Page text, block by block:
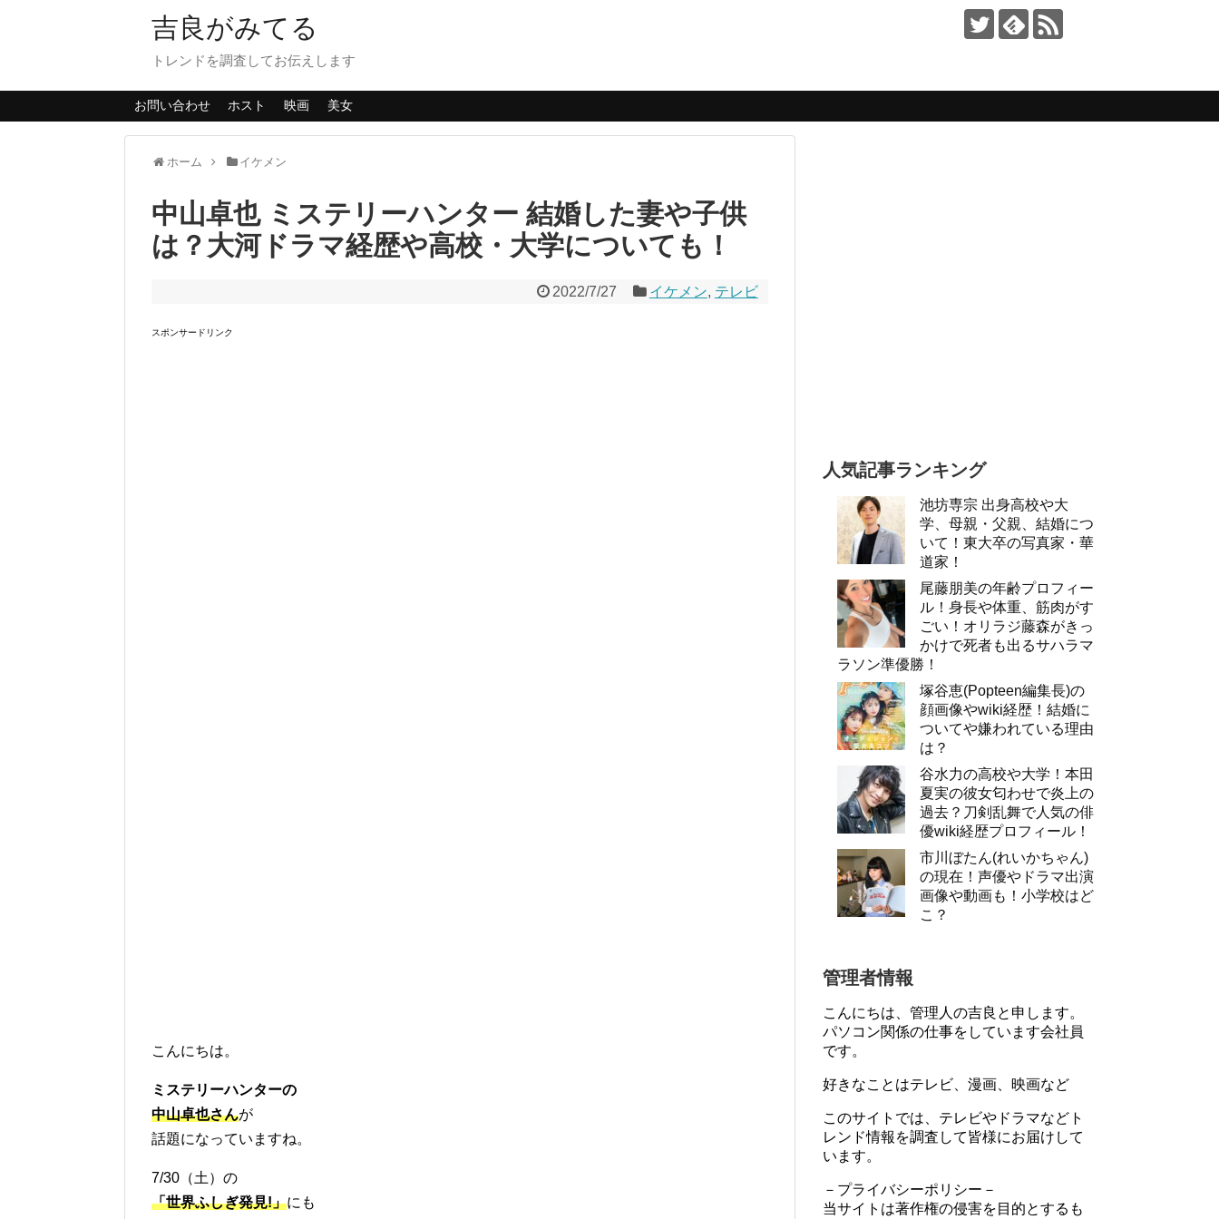
吉良がみてる
トレンドを調査してお伝えします
お問い合わせ ホスト 映画 美女
ホーム イケメン
中山卓也 ミステリーハンター 結婚した妻や子供
は？大河ドラマ経歴や高校・大学についても！
2022/7/27 イケメン, テレビ
スポンサードリンク
こんにちは。
ミステリーハンターの
中山卓也さんが
話題になっていますね。
7/30（土）の
「世界ふしぎ発見!」にも
人気記事ランキング
池坊専宗 出身高校や大
学、母親・父親、結婚につ
いて！東大卒の写真家・華
道家！
尾藤朋美の年齢プロフィー
ル！身長や体重、筋肉がす
ごい！オリラジ藤森がきっ
かけで死者も出るサハラマ
ラソン準優勝！
塚谷恵(Popteen編集長)の
顔画像やwiki経歴！結婚に
ついてや嫌われている理由
は？
谷水力の高校や大学！本田
夏実の彼女匂わせで炎上の
過去？刀剣乱舞で人気の俳
優wiki経歴プロフィール！
市川ぼたん(れいかちゃん)
の現在！声優やドラマ出演
画像や動画も！小学校はど
こ？
管理者情報
こんにちは、管理人の吉良と申します。
パソコン関係の仕事をしています会社員
です。
好きなことはテレビ、漫画、映画など
このサイトでは、テレビやドラマなどト
レンド情報を調査して皆様にお届けして
います。
－プライバシーポリシー－
当サイトは著作権の侵害を目的とするも